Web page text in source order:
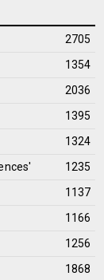
2705
1354
2036
1395
1324
1235
1137
1166
1256
1868